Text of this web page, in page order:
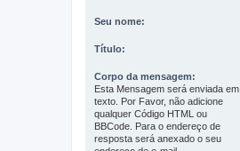
Seu nome:
Título:
Corpo da mensagem:
Esta Mensagem será enviada em
texto. Por Favor, não adicione
qualquer Código HTML ou
BBCode. Para o endereço de
resposta será anexado o seu